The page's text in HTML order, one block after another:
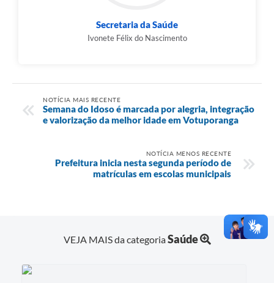
Secretaria da Saúde
Ivonete Félix do Nascimento
NOTÍCIA MAIS RECENTE
Semana do Idoso é marcada por alegria, integração
e valorização da melhor idade em Votuporanga
NOTÍCIA MENOS RECENTE
Prefeitura inicia nesta segunda período de
matrículas em escolas municipais
VEJA MAIS da categoriaSaúde